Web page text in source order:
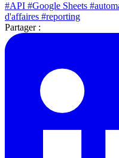
#API #Google Sheets
d'affaires #reporting
Partager :